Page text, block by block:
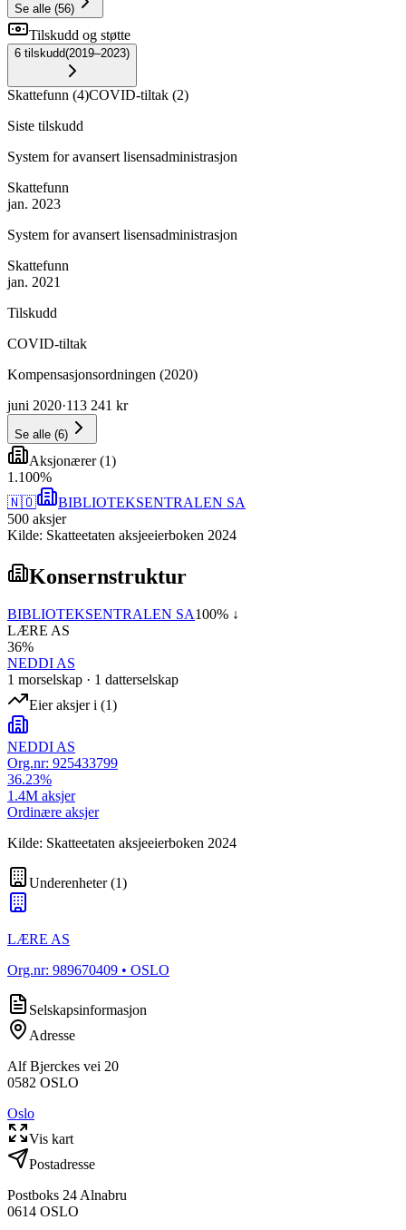
Se alle (56)
Tilskudd og støtte
6 tilskudd(2019–2023)
Skattefunn (4)COVID-tiltak (2)
Siste tilskudd
System for avansert lisensadministrasjon
Skattefunn
jan. 2023
System for avansert lisensadministrasjon
Skattefunn
jan. 2021
Tilskudd
COVID-tiltak
Kompensasjonsordningen (2020)
juni 2020·113 241 kr
Se alle (6)
Aksjonærer(1)
1 .100%
🇳🇴
BIBLIOTEKSENTRALEN SA
500 aksjer
Kilde: Skatteetaten aksjeeierboken 2024
Konsernstruktur
BIBLIOTEKSENTRALEN SA100% ↓
LÆRE AS
36%
NEDDI AS
1 morselskap · 1 datterselskap
Eier aksjer i (1)
NEDDI AS
Org.nr: 925433799
36.23%
1.4M aksjer
Ordinære aksjer
Kilde: Skatteetaten aksjeeierboken 2024
Underenheter(1)
LÆRE AS
Org.nr: 989670409 • OSLO
Selskapsinformasjon
Adresse
Alf Bjerckes vei 20
0582 OSLO
Oslo
Vis kart
Postadresse
Postboks 24 Alnabru
0614 OSLO